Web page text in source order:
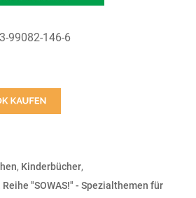
99082-146-6
, Kinderbücher,
Reihe "SOWAS!" - Spezialthemen für